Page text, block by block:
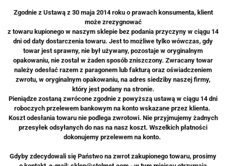
Zgodnie z Ustawą z 30 maja 2014 roku o prawach konsumenta, klient
może zrezygnować
z towaru kupionego w naszym sklepie bez podania przyczyny w ciągu 14
dni od daty dostarczenia towaru. Jest to możliwe tylko wówczas, gdy
towar jest sprawny, nie był używany, pozostaje w oryginalnym
opakowaniu, nie został w żaden sposób zniszczony. Zwracany towar
należy odesłać razem z paragonem lub fakturą oraz oświadczeniem
zwrotu, w oryginalnym opakowaniu, na adres siedziby naszej firmy,
który jest podany na stronie.
Pieniądze zostaną zwrócone zgodnie z powyższą ustawą w ciągu 14 dni
roboczych przelewem bankowym na konto wskazane przez klienta.
Koszt odesłania towaru nie podlega zwrotowi. Nie przyjmujemy żadnych
przesyłek odsyłanych do nas na nasz koszt. Wszelkich płatności
dokonujemy przelewem na konto.
Gdyby zdecydowali się Państwo na zwrot zakupionego towaru, prosimy